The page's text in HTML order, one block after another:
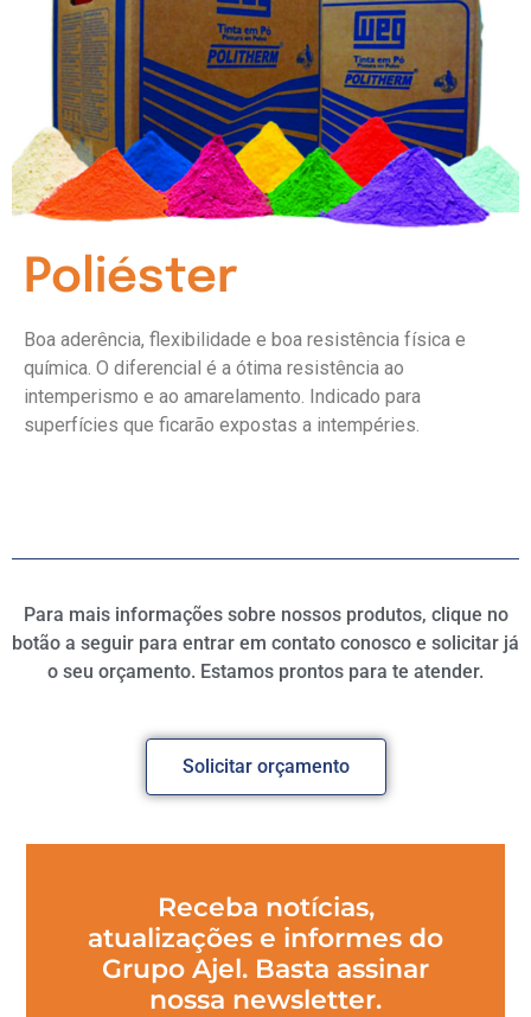
Poliéster
Boa aderência, flexibilidade e boa resistência física e
química. O diferencial é a ótima resistência ao
intemperismo e ao amarelamento. Indicado para
superfícies que ficarão expostas a intempéries.
Para mais informações sobre nossos produtos, clique no
botão a seguir para entrar em contato conosco e solicitar já
o seu orçamento. Estamos prontos para te atender.
Solicitar orçamento
Receba notícias,
atualizações e informes do
Grupo Ajel. Basta assinar
nossa newsletter.